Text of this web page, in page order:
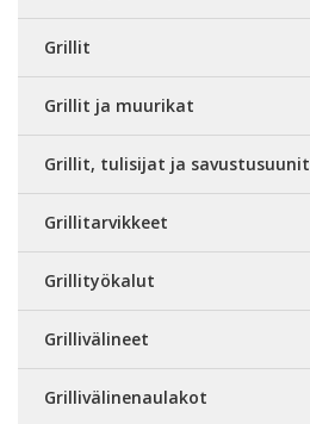
Grillit
Grillit ja muurikat
Grillit, tulisijat ja savustusuunit
Grillitarvikkeet
Grillityökalut
Grillivälineet
Grillivälinenaulakot